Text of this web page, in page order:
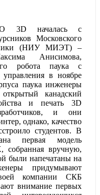
3D началась c
Московского
(НИУ МИЭТ) –
Анисимова,
робота паука с
в ноябре
паука инженеры
канадский
и печать 3D
и они
однако, качество
студентов. В
первая модель
собранная вручную,
были напечатаны на
придумывают
компании СКБ
внимание первых